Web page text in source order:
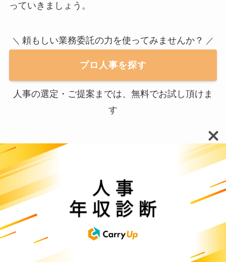
っていきましょう。
＼ 頼もしい業務委託の力を使ってみませんか？ ／
プロ人事を探す
人事の選定・ご提案までは、無料でお試し頂けま
す
カテゴリー
イベント
インタビュー